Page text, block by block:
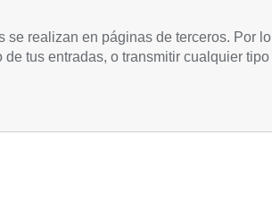
se realizan en páginas de terceros. Por lo
tus entradas, o transmitir cualquier tipo